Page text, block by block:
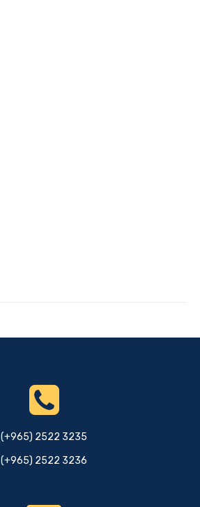
(+965) 2522 3235
(+965) 2522 3236